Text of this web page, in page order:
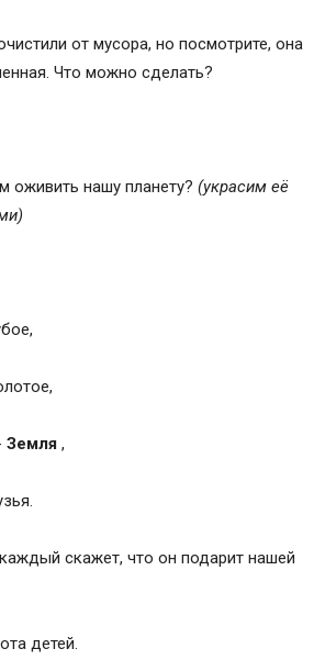
от мусора, но посмотрите, она
Что можно сделать?
нашу планету? (украсим её
Земля ,
скажет, что он подарит нашей
детей.